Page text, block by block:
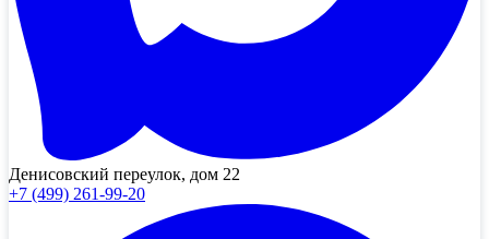
Денисовский переулок, дом 22
+7 (499) 261-99-20